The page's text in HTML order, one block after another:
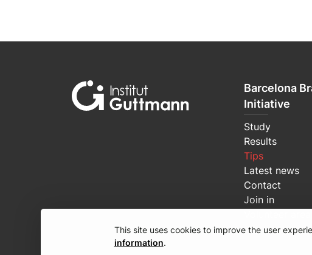
Barcelona
Initiative
Study
Results
Tips
Latest news
Contact
Join in
This site uses cookies to improve the user
information.